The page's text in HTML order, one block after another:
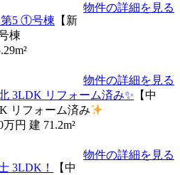
物件の詳細を見る
【新
棟
物件の詳細を見る
【中
リフォーム済み
万円 建 71.2m²
物件の詳細を見る
【中